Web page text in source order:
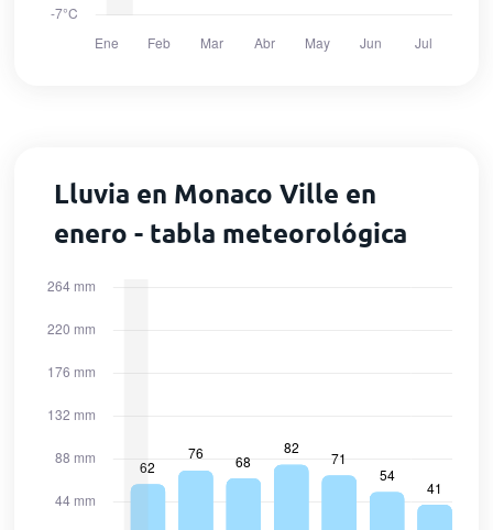
Lluvia en Monaco Ville en
enero - tabla meteorológica